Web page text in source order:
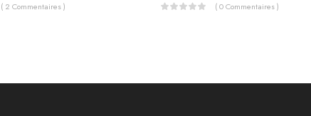
( 2 Commentaires ) ( 0 Commentaires )